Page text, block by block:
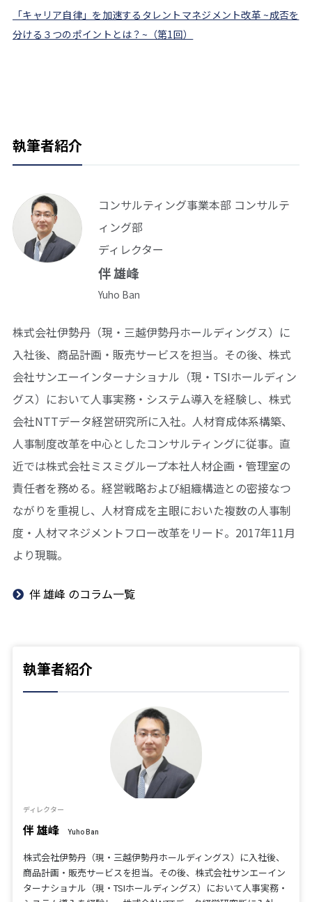
「キャリア自律」を加速するタレントマネジメント改革 ~成否を
分ける３つのポイントとは？~（第1回）
執筆者紹介
コンサルティング事業本部 コンサルテ
ィング部
ディレクター
伴 雄峰
Yuho Ban
株式会社伊勢丹（現・三越伊勢丹ホールディングス）に
入社後、商品計画・販売サービスを担当。その後、株式
会社サンエーインターナショナル（現・TSIホールディン
グス）において人事実務・システム導入を経験し、株式
会社NTTデータ経営研究所に入社。人材育成体系構築、
人事制度改革を中心としたコンサルティングに従事。直
近では株式会社ミスミグループ本社人材企画・管理室の
責任者を務める。経営戦略および組織構造との密接なつ
ながりを重視し、人材育成を主眼においた複数の人事制
度・人材マネジメントフロー改革をリード。2017年11月
より現職。
伴 雄峰 のコラム一覧
執筆者紹介
ディレクター
伴 雄峰 Yuho Ban
株式会社伊勢丹（現・三越伊勢丹ホールディングス）に入社後、
商品計画・販売サービスを担当。その後、株式会社サンエーイン
ターナショナル（現・TSIホールディングス）において人事実務・